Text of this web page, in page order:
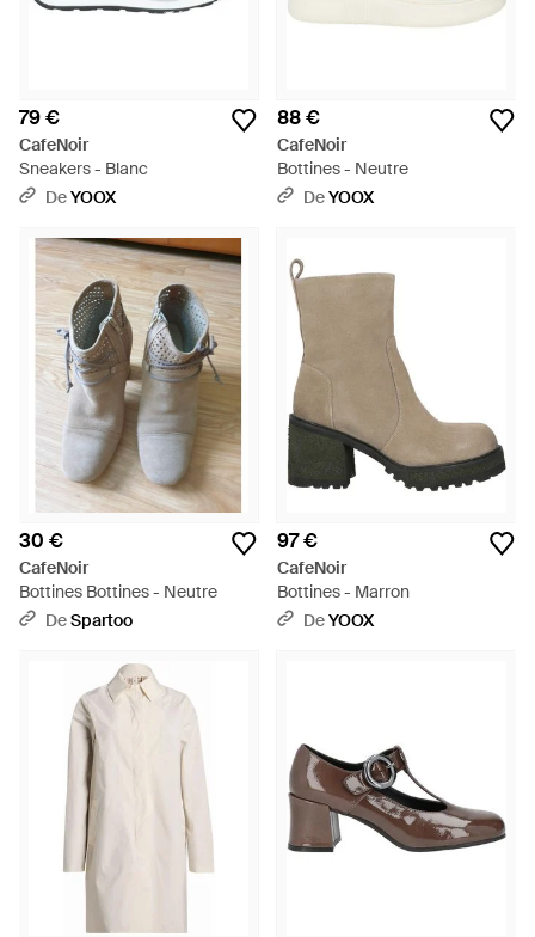
79 €
CafeNoir
Sneakers - Blanc
DeYOOX
88 €
CafeNoir
Bottines - Neutre
DeYOOX
30 €
CafeNoir
Bottines Bottines - Neutre
DeSpartoo
97 €
CafeNoir
Bottines - Marron
DeYOOX